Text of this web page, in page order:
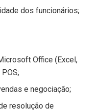
dos funcionários;
Office (Excel,
e negociação;
resolução de